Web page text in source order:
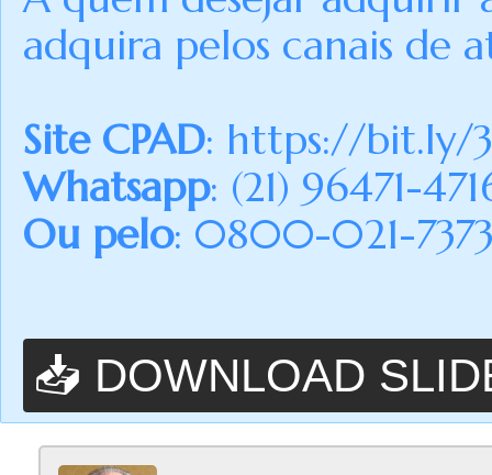
adquira pelos canais de
Site CPAD: https://bit.ly/
Whatsapp: (21) 96471-
Ou pelo: 0800-021-7373
📥 DOWNLOAD